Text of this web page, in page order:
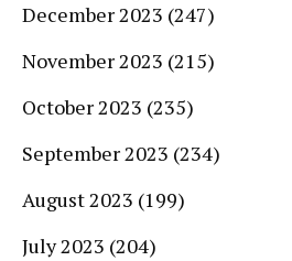
December 2023 (247)
November 2023 (215)
October 2023 (235)
September 2023 (234)
August 2023 (199)
July 2023 (204)